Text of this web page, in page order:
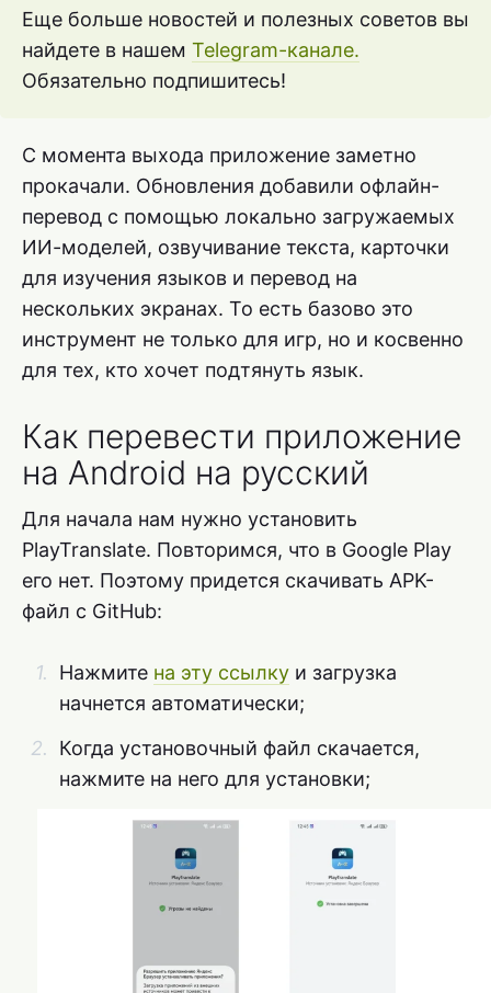
Еще больше новостей и полезных советов вы
найдете в нашем Telegram-канале.
Обязательно подпишитесь!
С момента выхода приложение заметно
прокачали. Обновления добавили офлайн-
перевод с помощью локально загружаемых
ИИ-моделей, озвучивание текста, карточки
для изучения языков и перевод на
нескольких экранах. То есть базово это
инструмент не только для игр, но и косвенно
для тех, кто хочет подтянуть язык.
Как перевести приложение
на Android на русский
Для начала нам нужно установить
PlayTranslate. Повторимся, что в Google Play
его нет. Поэтому придется скачивать APK-
файл с GitHub:
Нажмите на эту ссылку и загрузка
начнется автоматически;
Когда установочный файл скачается,
нажмите на него для установки;